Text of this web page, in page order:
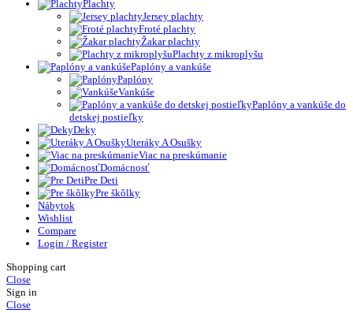
Plachty
Jersey plachty
Froté plachty
Žakar plachty
Plachty z mikroplyšu
Paplóny a vankúše
Paplóny
Vankúše
Paplóny a vankúše do
detskej postieľky
Deky
Uteráky A Osušky
Viac na preskúmanie
Domácnosť
Pre Deti
Pre škôlky
Nábytok
Wishlist
Compare
Login / Register
Shopping cart
Close
Sign in
Close